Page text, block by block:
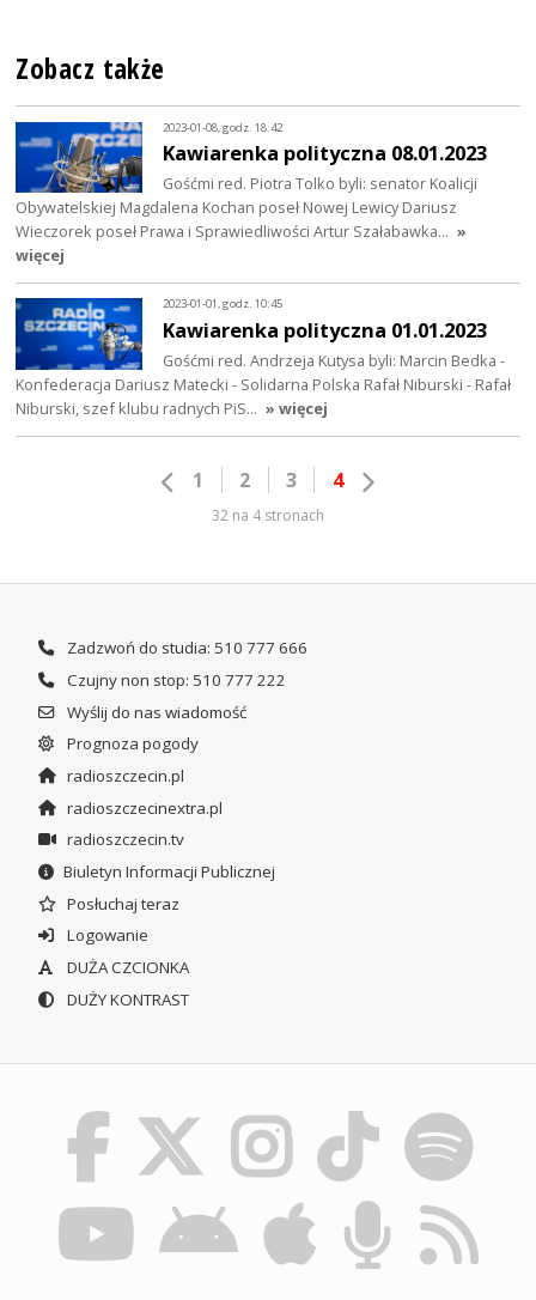
Zobacz także
2023-01-08, godz. 18:42
Kawiarenka polityczna 08.01.2023
Gośćmi red. Piotra Tolko byli: senator Koalicji
Obywatelskiej Magdalena Kochan poseł Nowej Lewicy Dariusz
Wieczorek poseł Prawa i Sprawiedliwości Artur Szałabawka… »
więcej
2023-01-01, godz. 10:45
Kawiarenka polityczna 01.01.2023
Gośćmi red. Andrzeja Kutysa byli: Marcin Bedka -
Konfederacja Dariusz Matecki - Solidarna Polska Rafał Niburski - Rafał
Niburski, szef klubu radnych PiS… » więcej
1 2 3 4
32 na 4 stronach
Zadzwoń do studia: 510 777 666
Czujny non stop: 510 777 222
Wyślij do nas wiadomość
Prognoza pogody
radioszczecin.pl
radioszczecinextra.pl
radioszczecin.tv
Biuletyn Informacji Publicznej
Posłuchaj teraz
Logowanie
DUŻA CZCIONKA
DUŻY KONTRAST